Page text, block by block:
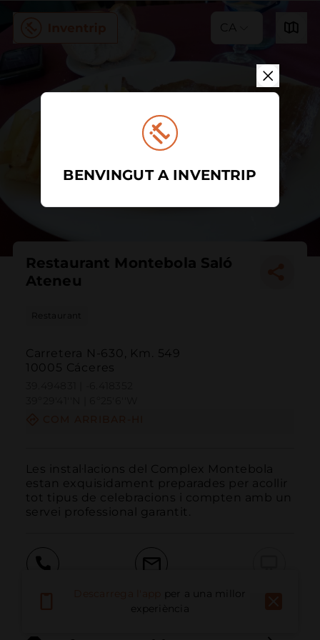
CA
Restaurant Montebola Saló
Ateneu
Restaurant
Carretera N-630, Km. 549
10005 Cáceres
Les instal·lacions del Complex Montebola
estan exquisidament preparades per acollir
tot tipus de celebracions i compten amb un
servei professional garantit.
Emailper a una millor
experiència
BENVINGUT A INVENTRIP